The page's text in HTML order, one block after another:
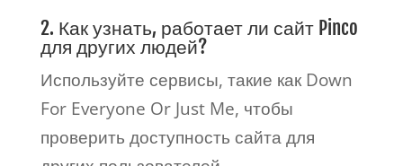
2. Как узнать, работает ли сайт Pinco
для других людей?
Используйте сервисы, такие как Down
For Everyone Or Just Me, чтобы
проверить доступность сайта для